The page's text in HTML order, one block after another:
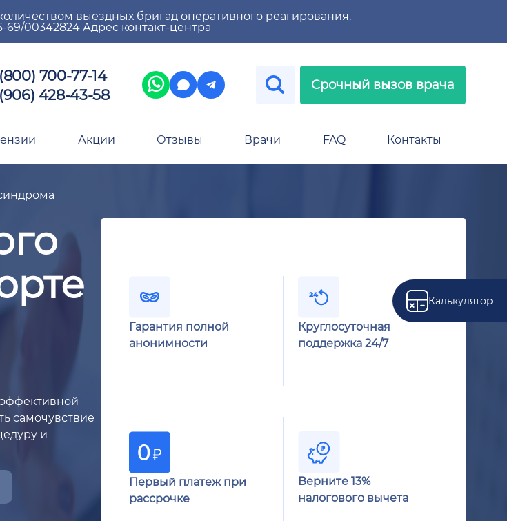
выездных бригад оперативного реагирования.
69/00342824 Адрес контакт-центра
700-77-14
428-43-58
Срочный вызов врача
Акции Отзывы Врачи FAQ Контакты
Калькулятор
самочувствие
и
Гарантия полной
анонимности
Круглосуточная
поддержка 24/7
Первый платеж при
рассрочке
Верните 13%
налогового вычета